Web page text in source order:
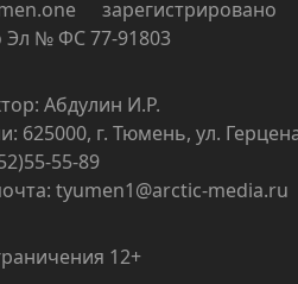
зарегистрировано
Эл № ФС 77-91803
Абдулин И.Р.
625000, г. Тюмень, ул.
55-89
tyumen1@arctic-media.ru
12+